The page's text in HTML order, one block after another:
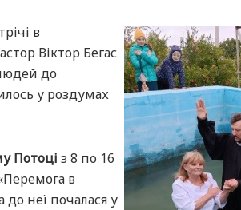
в
Віктор Бегас
до
у роздумах
Потоці з 8 по 16
в
до неї почалася у